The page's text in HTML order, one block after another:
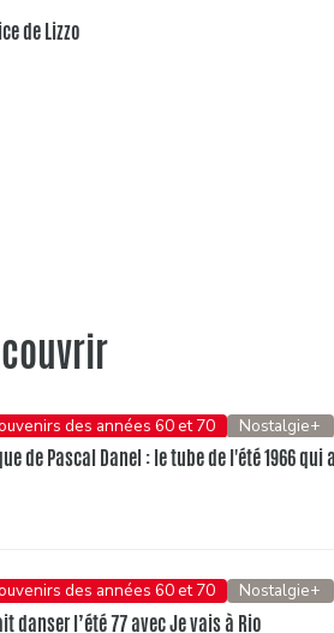
de Lizzo
des années 60 et 70 Nostalgie+
de Pascal Danel : le tube de l'été 1966
des années 60 et 70 Nostalgie+
danser l’été 77 avec Je vais à Rio